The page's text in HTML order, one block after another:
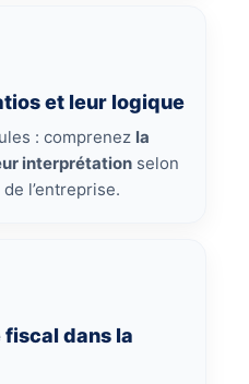
et leur logique
: comprenez la
interprétation selon
l’entreprise.
dans la